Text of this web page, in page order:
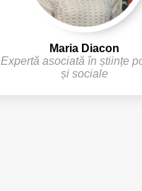
Maria Diacon
Expertă asociată în științe
și sociale